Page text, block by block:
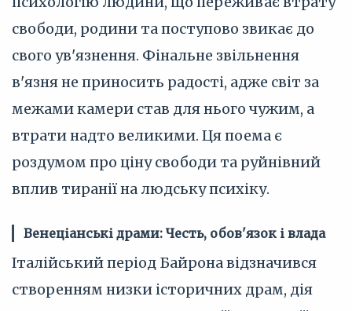
свободи, родини та поступово звикає до
свого ув'язнення. Фінальне звільнення
в'язня не приносить радості, адже світ за
межами камери став для нього чужим, а
втрати надто великими. Ця поема є
роздумом про ціну свободи та руйнівний
вплив тиранії на людську психіку.
Венеціанські драми: Честь, обов'язок і влада
Італійський період Байрона відзначився
створенням низки історичних драм, дія